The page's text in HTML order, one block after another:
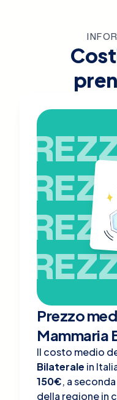
Prezzo
Mammaria
Il costo medio
Bilaterale in
150€, a
della regione in